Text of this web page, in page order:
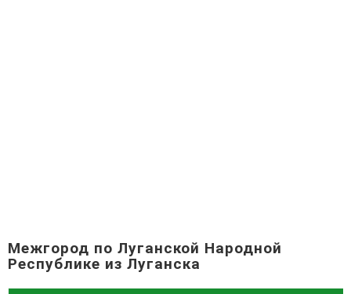
Межгород по Луганской Народной
Республике из Луганска